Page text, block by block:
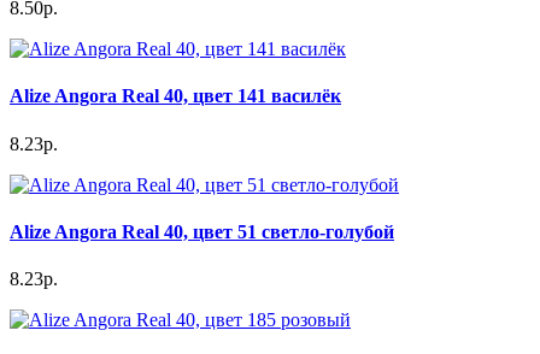
8.50р.
Alize Angora Real 40, цвет 141 василёк
8.23р.
Alize Angora Real 40, цвет 51 светло-голубой
8.23р.